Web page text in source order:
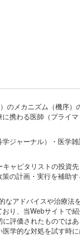
メカニズム（機序）
携わる医師（プライマ
ジャーナル）・医学
ャピタリストの投資先
の計画・実行を補助
アドバイスや治療法
り、当Webサイトで
評価されたものでは
学的な対処を試す時